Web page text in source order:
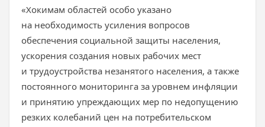
«Хокимам областей особо указано
на необходимость усиления вопросов
обеспечения социальной защиты населения,
ускорения создания новых рабочих мест
и трудоустройства незанятого населения, а также
постоянного мониторинга за уровнем инфляции
и принятию упреждающих мер по недопущению
резких колебаний цен на потребительском